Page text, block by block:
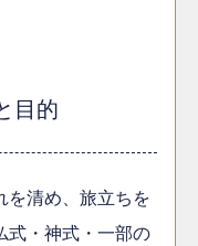
目的
を清め、旅立ちを
式・神式・一部の